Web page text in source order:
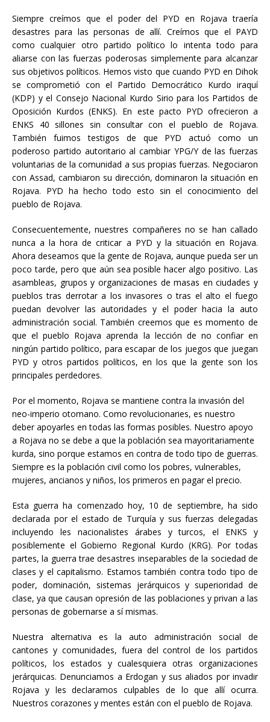
Siempre creímos que el poder del PYD en Rojava traería
desastres para las personas de allí. Creímos que el PAYD
como cualquier otro partido político lo intenta todo para
aliarse con las fuerzas poderosas simplemente para alcanzar
sus objetivos políticos. Hemos visto que cuando PYD en Dihok
se comprometió con el Partido Democrático Kurdo iraquí
(KDP) y el Consejo Nacional Kurdo Sirio para los Partidos de
Oposición Kurdos (ENKS). En este pacto PYD ofrecieron a
ENKS 40 sillones sin consultar con el pueblo de Rojava.
También fuimos testigos de que PYD actuó como un
poderoso partido autoritario al cambiar YPG/Y de las fuerzas
voluntarias de la comunidad a sus propias fuerzas. Negociaron
con Assad, cambiaron su dirección, dominaron la situación en
Rojava. PYD ha hecho todo esto sin el conocimiento del
pueblo de Rojava.
Consecuentemente, nuestres compañeres no se han callado
nunca a la hora de criticar a PYD y la situación en Rojava.
Ahora deseamos que la gente de Rojava, aunque pueda ser un
poco tarde, pero que aún sea posible hacer algo positivo. Las
asambleas, grupos y organizaciones de masas en ciudades y
pueblos tras derrotar a los invasores o tras el alto el fuego
puedan devolver las autoridades y el poder hacia la auto
administración social. También creemos que es momento de
que el pueblo Rojava aprenda la lección de no confiar en
ningún partido político, para escapar de los juegos que juegan
PYD y otros partidos políticos, en los que la gente son los
principales perdedores.
Por el momento, Rojava se mantiene contra la invasión del
neo-imperio otomano. Como revolucionaries, es nuestro
deber apoyarles en todas las formas posibles. Nuestro apoyo
a Rojava no se debe a que la población sea mayoritariamente
kurda, sino porque estamos en contra de todo tipo de guerras.
Siempre es la población civil como los pobres, vulnerables,
mujeres, ancianos y niños, los primeros en pagar el precio.
Esta guerra ha comenzado hoy, 10 de septiembre, ha sido
declarada por el estado de Turquía y sus fuerzas delegadas
incluyendo les nacionalistes árabes y turcos, el ENKS y
posiblemente el Gobierno Regional Kurdo (KRG). Por todas
partes, la guerra trae desastres inseparables de la sociedad de
clases y el capitalismo. Estamos también contra todo tipo de
poder, dominación, sistemas jerárquicos y superioridad de
clase, ya que causan opresión de las poblaciones y privan a las
personas de gobernarse a sí mismas.
Nuestra alternativa es la auto administración social de
cantones y comunidades, fuera del control de los partidos
políticos, los estados y cualesquiera otras organizaciones
jerárquicas. Denunciamos a Erdogan y sus aliados por invadir
Rojava y les declaramos culpables de lo que allí ocurra.
Nuestros corazones y mentes están con el pueblo de Rojava.